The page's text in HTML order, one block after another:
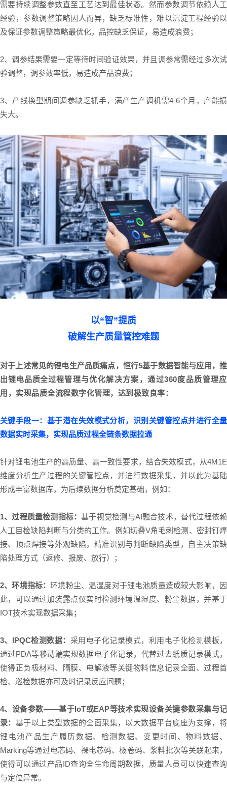
需要持续调整参数直至工艺达到最佳状态。然而参数调节依赖人工
经验，参数调整策略因人而异，缺乏标准性，难以沉淀工程经验以
及保证参数调整策略最优化，品控缺乏保证，易造成浪费；
2、调参结果需要一定等待时间验证效果，并且调参常需经过多次试
验调整，调参效率低，易造成产品浪费；
3、产线换型期间调参缺乏抓手，满产生产调机需4-6个月，产能损
失大。
以“智”提质
破解生产质量管控难题
对于上述常见的锂电生产品质痛点，恒行5基于数据智能与应用，推
出锂电品质全过程管理与优化解决方案，通过360度品质管理应
用，实现品质全流程数字化管理，达到极致良率：
关键手段一：基于潜在失效模式分析，识别关键管控点并进行全量
数据实时采集，实现品质过程全链条数据拉通
针对锂电池生产的高质量、高一致性要求，结合失效模式，从4M1E
维度分析生产过程的关键管控点，并进行数据采集，并以此为基础
形成丰富数据库，为后续数据分析奠定基础，例如：
1、过程质量检测指标：基于视觉检测与AI融合技术，替代过程依赖
人工目检缺陷判断与分类的工作。例如切叠V角毛刺检测、密封钉焊
接、顶点焊接等外观缺陷，精准识别与判断缺陷类型，自主决策缺
陷处理方式（返修、报废、放行）；
2、环境指标：环境粉尘、温湿度对于锂电池质量造成较大影响，因
此，可以通过加装露点仪实时检测环境温湿度、粉尘数据，并基于
IOT技术实现数据采集；
3、IPQC检测数据： 采用电子化记录模式，利用电子化检测模板，
通过PDA等移动端实现数据电子化记录，代替过去纸质记录模式，
使得正负极材料、隔膜、电解液等关键物料信息记录全面、过程首
检、巡检数据亦可及时记录反应问题；
4、设备参数——基于IoT或EAP等技术实现设备关键参数采集与记
录： 基于以上类型数据的全面采集，以大数据平台底座为支撑，将
锂电池产品生产履历数据、检测数据、变更时间、物料数据、
Marking等通过电芯码、裸电芯码、极卷码、浆料批次等关联起来，
使得可以通过产品ID查询全生命周期数据，质量人员可以快速查询
与定位异常。